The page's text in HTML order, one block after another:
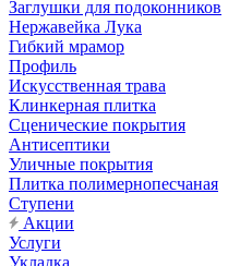
Заглушки для подоконников
Нержавейка Лука
Гибкий мрамор
Профиль
Искусственная трава
Клинкерная плитка
Сценические покрытия
Антисептики
Уличные покрытия
Плитка полимернопесчаная
Ступени
Акции
Услуги
Укладка